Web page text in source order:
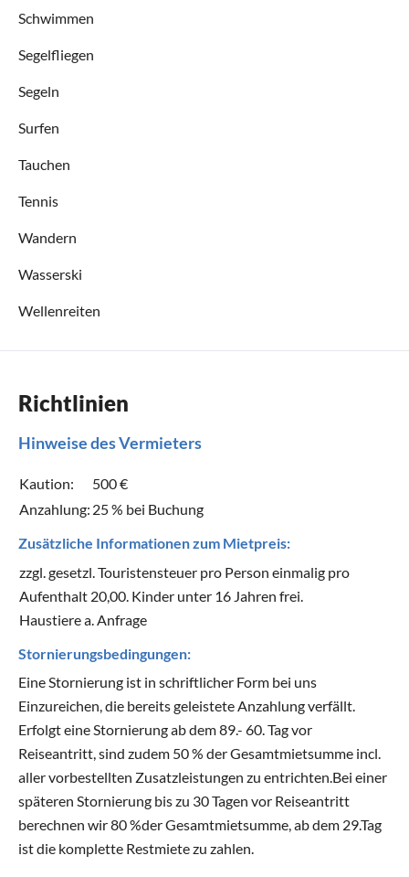
Schwimmen
Segelfliegen
Segeln
Surfen
Tauchen
Tennis
Wandern
Wasserski
Wellenreiten
Richtlinien
Hinweise des Vermieters
Kaution:
500 €
Anzahlung: 25 % bei Buchung
Zusätzliche Informationen zum Mietpreis:
zzgl. gesetzl. Touristensteuer pro Person einmalig pro
Aufenthalt 20,00. Kinder unter 16 Jahren frei.
Haustiere a. Anfrage
Stornierungsbedingungen:
Eine Stornierung ist in schriftlicher Form bei uns
Einzureichen, die bereits geleistete Anzahlung verfällt.
Erfolgt eine Stornierung ab dem 89.- 60. Tag vor
Reiseantritt, sind zudem 50 % der Gesamtmietsumme incl.
aller vorbestellten Zusatzleistungen zu entrichten.Bei einer
späteren Stornierung bis zu 30 Tagen vor Reiseantritt
berechnen wir 80 %der Gesamtmietsumme, ab dem 29.Tag
ist die komplette Restmiete zu zahlen.